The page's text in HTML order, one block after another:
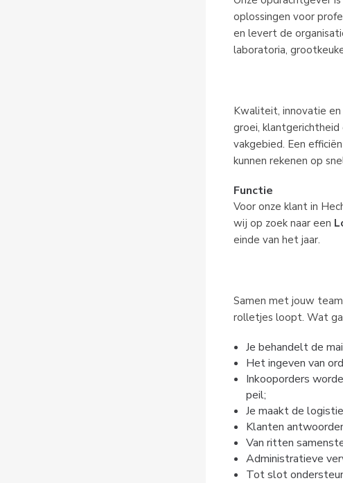
oplossingen voor
en levert de
laboratoria,
Kwaliteit, innovatie en
groei,
vakgebied. Een
kunnen rekenen op
Functie
Voor onze klant in
wij op zoek naar een
einde van het jaar.
Samen met jouw
rolletjes loopt. Wat ga
Je behandelt de
Het ingeven van
Inkooporders
peil;
Je maakt de
Klanten
Van ritten
Administratieve
Tot slot